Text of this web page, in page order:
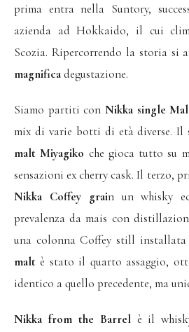
prima entra nella Suntory,
azienda ad Hokkaido, il cui
Scozia. Ripercorrendo la storia si
magnificadegustazione.
Siamo partiti con Nikka single
mix di varie botti di età diverse. Il
malt Miyagiko che gioca tutto su
sensazioni ex cherry cask. Il terzo,
Nikka Coffey grain un whisky
prevalenza da mais con
una colonna Coffey still installata
malt è stato il quarto assaggio,
identico a quello precedente, ma
Nikka from the Barrelè il